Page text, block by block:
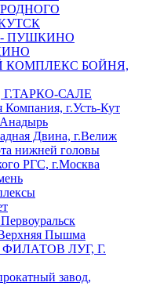
ПУШКИНО
КОМПЛЕКС БОЙНЯ,
САЛЕ
Компания, г.Усть-Кут
Двина, г.Велиж
нижней головы
РГС, г.Москва
Пышма
ЛУГ, Г.
завод,